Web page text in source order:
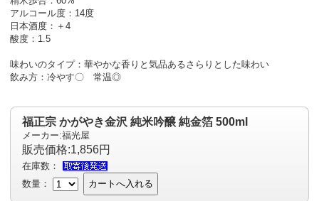
アルコール度：14度
日本酒度：＋4
酸度：1.5
味わいのタイプ：華やかな香りと気品あるさらりとした味わい
飲み方：冷やす〇 常温◎
福正宗 かがやき金沢 純米吟醸 純金箔 500ml
メーカー:福光屋
販売価格:1,856円
在庫数：
数量：
カートへ入れる